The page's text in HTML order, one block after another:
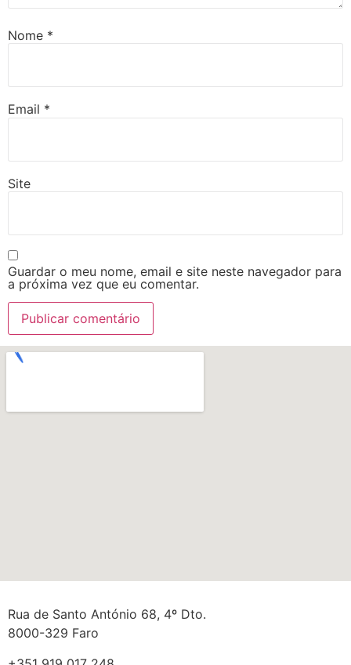
Nome *
Email *
Site
Guardar o meu nome, email e site neste navegador para
a próxima vez que eu comentar.
Rua de Santo António 68, 4º Dto.
8000-329 Faro